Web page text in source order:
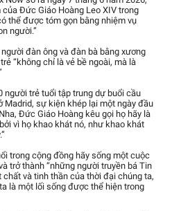
Đức Giáo Hoàng Leo XIV trong
thể được tóm gọn bằng nhiệm vụ
người.”
đàn ông và đàn bà bằng xương
“không chỉ là vẻ bề ngoài, mà là
người trẻ tuổi tập trung dự buổi cầu
Madrid, sự kiện khép lại một ngày đầu
Đức Giáo Hoàng kêu gọi họ hãy là
vì họ khao khát nó, như khao khát
trong cộng đồng hãy sống một cuộc
trở thành “những người truyền bá Tin
và tinh thần của thời đại chúng ta,
là một lối sống được thể hiện trong